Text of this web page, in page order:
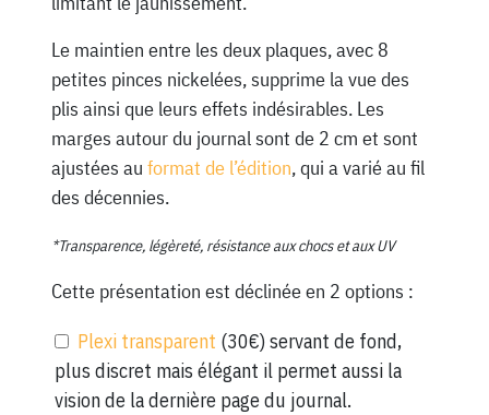
Le maintien entre les deux plaques, avec 8
petites pinces nickelées, supprime la vue des
plis ainsi que leurs effets indésirables. Les
marges autour du journal sont de 2 cm et sont
ajustées au format de l’édition, qui a varié au fil
des décennies.
*Transparence, légèreté, résistance aux chocs et aux UV
Cette présentation est déclinée en 2 options :
Plexi transparent (30€) servant de fond,
plus discret mais élégant il permet aussi la
vision de la dernière page du journal.